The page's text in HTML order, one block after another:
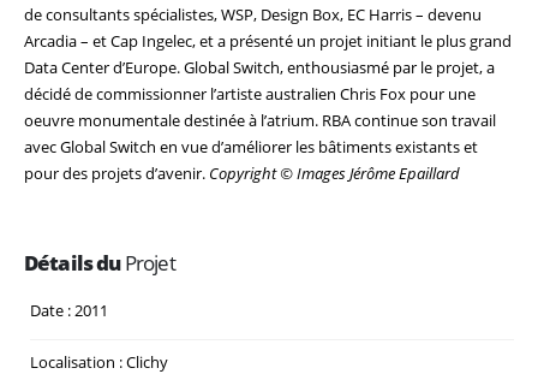
de consultants spécialistes, WSP, Design Box, EC Harris – devenu
Arcadia – et Cap Ingelec, et a présenté un projet initiant le plus grand
Data Center d’Europe. Global Switch, enthousiasmé par le projet, a
décidé de commissionner l’artiste australien Chris Fox pour une
oeuvre monumentale destinée à l’atrium. RBA continue son travail
avec Global Switch en vue d’améliorer les bâtiments existants et
pour des projets d’avenir. Copyright © Images Jérôme Epaillard
Détails duProjet
Date : 2011
Localisation : Clichy